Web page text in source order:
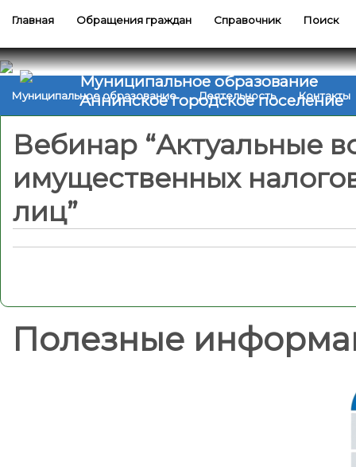
Главная Обращения граждан Справочник Поиск
Муниципальное образование
Аннинское городское поселение
Муниципальное образование Деятельность Контакты
Вебинар “Актуальные
имущественных
лиц”
Полезные